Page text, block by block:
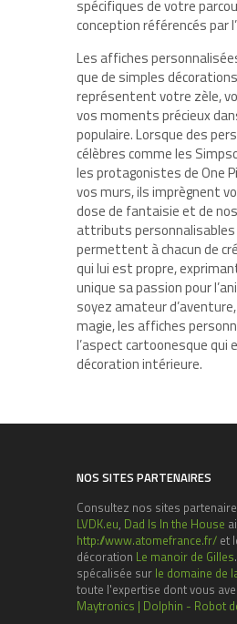
spécifiques de votre
conception référencés par
Les affiches
que de simples
représentent votre zèle,
vos moments précieux
populaire. Lorsque des
célèbres comme les
les protagonistes de One
vos murs, ils imprègnent
dose de fantaisie et de
attributs personnalisables
permettent à chacun de
qui lui est propre,
unique sa passion pour
soyez amateur
magie, les affiches
l’aspect cartoonesque qui
décoration intérieure.
NOS SITES PARTENAIRES
Consultez nos sites
LVDK.eu, Dad Is In the House
http://www.atomefrance.fr/ et
décoration Le manoir de Gilles
spécalisée sur le domaine de
toute l'expertise dont vous
Maytronics | Dolphin - Robot